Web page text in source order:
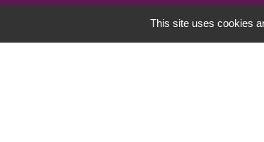
This site uses cookies